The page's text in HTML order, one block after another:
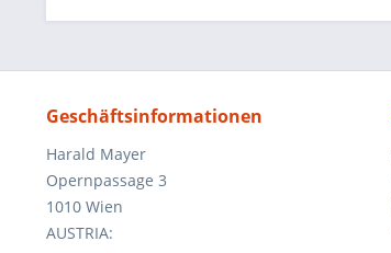
Geschäftsinformationen
Harald Mayer
Opernpassage 3
1010 Wien
AUSTRIA: